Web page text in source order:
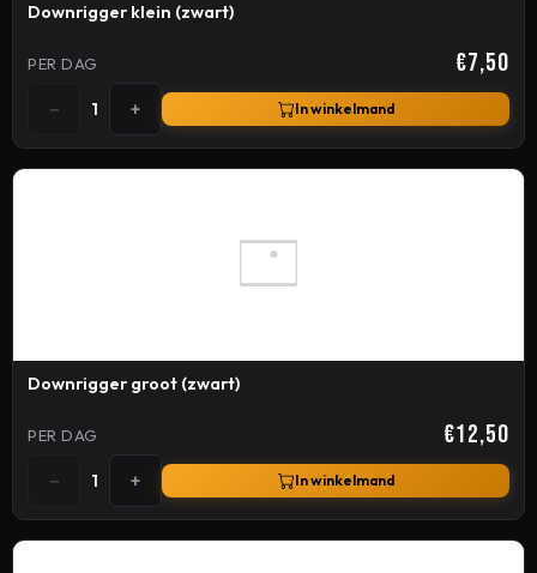
Downrigger klein (zwart)
PER DAG €7,50
− 1 + In winkelmand
Downrigger groot (zwart)
PER DAG €12,50
− 1 + In winkelmand